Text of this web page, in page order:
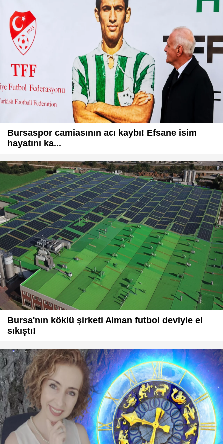
Bursaspor camiasının acı kaybı! Efsane isim
hayatını ka...
Bursa'nın köklü şirketi Alman futbol deviyle el
sıkıştı!